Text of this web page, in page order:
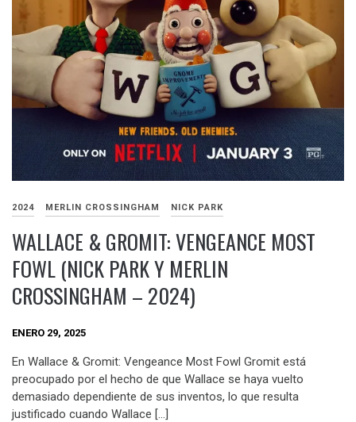
2024 MERLIN CROSSINGHAM NICK PARK
WALLACE & GROMIT: VENGEANCE MOST
FOWL (NICK PARK Y MERLIN
CROSSINGHAM – 2024)
ENERO 29, 2025
En Wallace & Gromit: Vengeance Most Fowl Gromit está
preocupado por el hecho de que Wallace se haya vuelto
demasiado dependiente de sus inventos, lo que resulta
justificado cuando Wallace […]